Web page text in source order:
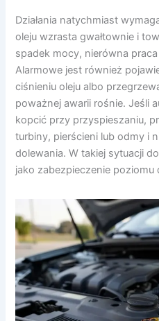
Działania natychmiast
oleju wzrasta gwałtownie i
spadek mocy, nierówna
Alarmowe jest również
ciśnieniu oleju albo
poważnej awarii rośnie. Jeśli
kopcić przy przyspieszaniu,
turbiny, pierścieni lub odmy i
dolewania. W takiej sytuacji
jako zabezpieczenie